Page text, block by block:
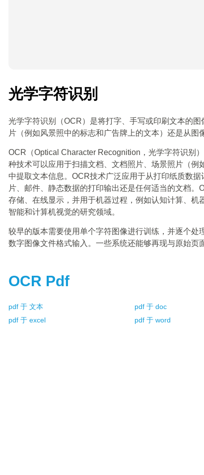
光学字符识别
光学字符识别（OCR）是将打字、手写或印刷文本的
片（例如风景照中的标志和广告牌上的文本）还是从图
OCR（Optical Character Recognition，光学字符识别
种技术可以应用于扫描文档、文档照片、场景照片（
中提取文本信息。OCR技术广泛应用于从打印纸质数
片、邮件、静态数据的打印输出还是任何适当的文档
存储、在线显示，并用于机器过程，例如认知计算、
智能和计算机视觉的研究领域。
较早的版本需要使用单个字符图像进行训练，并逐个
数字图像文件格式输入。一些系统还能够再现与原始页
OCR Pdf
pdf 于 文本
pdf 于 doc
pdf 于 excel
pdf 于 word